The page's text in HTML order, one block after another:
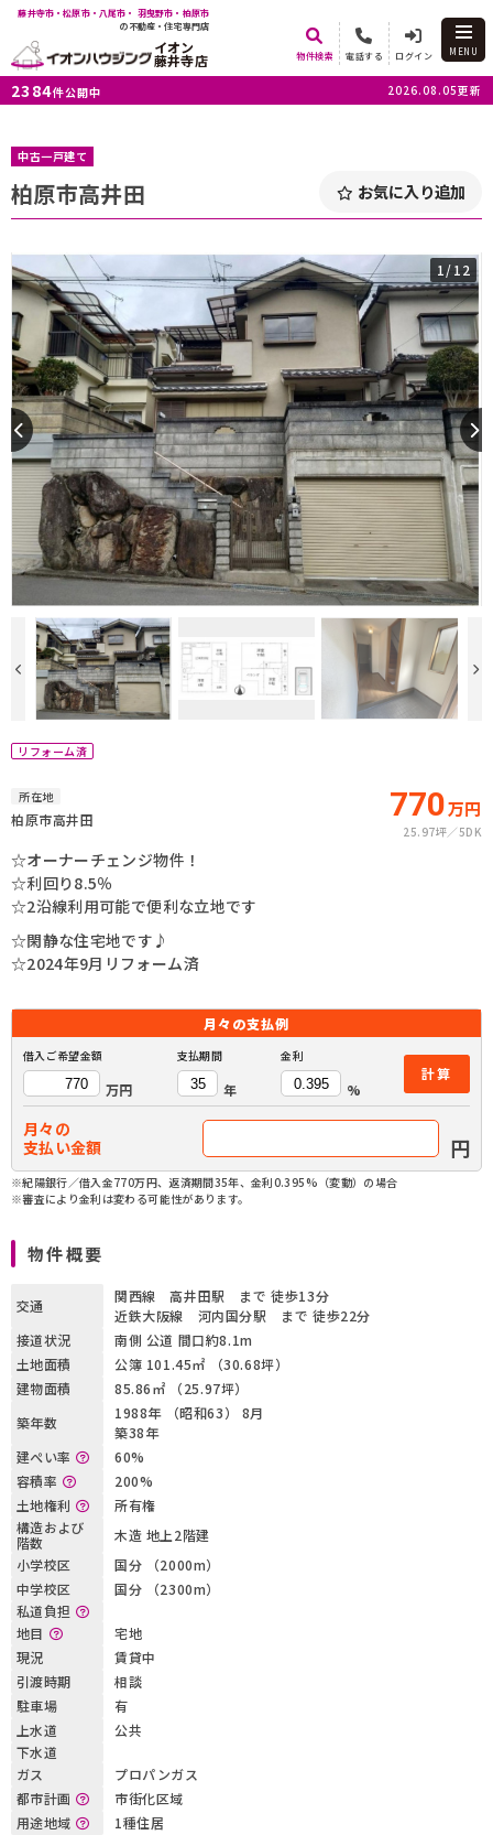
藤井寺市・松原市・八尾市・ 羽曳野市・柏原市
の不動産・住宅専門店
イオン
藤井寺店 物件検索 電話する ログイン MENU
2384件公開中 2026.08.05更新
中古一戸建て
柏原市高井田 お気に入り追加
1/12
リフォーム済
所在地
柏原市高井田 770万円
25.97坪 5DK
☆オーナーチェンジ物件！
☆利回り8.5％
☆2沿線利用可能で便利な立地です
☆閑静な住宅地です♪
☆2024年9月リフォーム済
月々の支払例
借入ご希望金額
万円
支払期間
年
金利
%
計算
月々の
支払い金額
円
※紀陽銀行／借入金770万円、返済期間35年、金利0.395%（変動）の場合
※審査により金利は変わる可能性があります。
物件概要
交通
関西線 高井田駅 まで 徒歩13分
近鉄大阪線 河内国分駅 まで 徒歩22分
接道状況
南側 公道 間口約8.1m
土地面積
公簿 101.45㎡ （30.68坪）
建物面積
85.86㎡ （25.97坪）
築年数
1988年 （昭和63） 8月
築38年
建ぺい率
60%
容積率
200%
土地権利
所有権
構造および
階数
木造 地上2階建
小学校区
国分 （2000m）
中学校区
国分 （2300m）
私道負担
地目
宅地
現況
賃貸中
引渡時期
相談
駐車場
有
上水道
公共
下水道
ガス
プロパンガス
都市計画
市街化区域
用途地域
1種住居